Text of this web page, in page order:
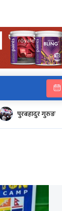
पुरबहादुर गुरुङ